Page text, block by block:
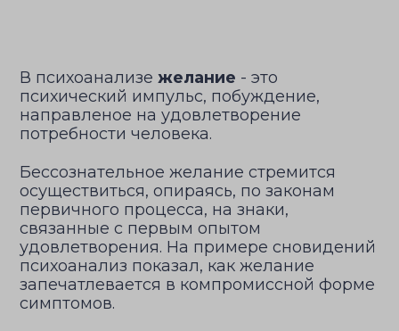
В психоанализе желание - это
психический импульс, побуждение,
направленое на удовлетворение
потребности человека.
Бессознательное желание стремится
осуществиться, опираясь, по законам
первичного процесса, на знаки,
связанные с первым опытом
удовлетворения. На примере сновидений
психоанализ показал, как желание
запечатлевается в компромиссной форме
симптомов.